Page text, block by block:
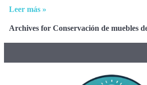
Leer más »
Archives for Conservación de muebles